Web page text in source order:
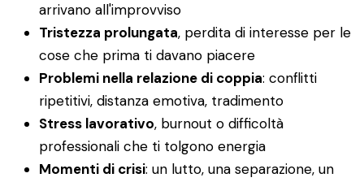
arrivano all'improvviso
Tristezza prolungata, perdita di interesse per le
cose che prima ti davano piacere
Problemi nella relazione di coppia: conflitti
ripetitivi, distanza emotiva, tradimento
Stress lavorativo, burnout o difficoltà
professionali che ti tolgono energia
Momenti di crisi: un lutto, una separazione, un